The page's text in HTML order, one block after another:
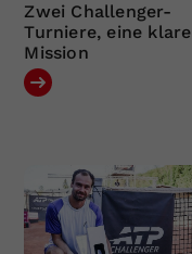
Zwei Challenger-
Turniere, eine klare
Mission